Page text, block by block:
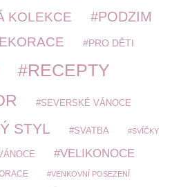
KOLEKCE PODZIM
PRO DĚTI
RECEPTY
SEVERSKÉ VÁNOCE
STYL SVATBA SVÍČKY
VELIKONOCE
VENKOVNÍ POSEZENÍ